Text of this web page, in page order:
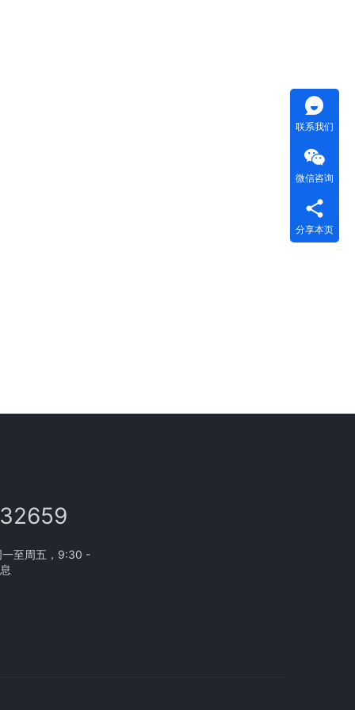
一至周五，9:30 -
联系我们
微信咨询
分享本页